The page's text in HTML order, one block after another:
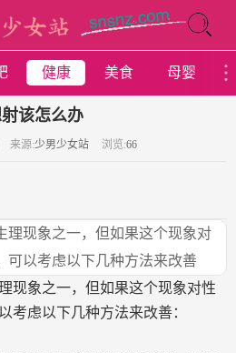
健康 美食 母婴
该怎么办
来源:少男少女站 浏览:66
理现象之一，但如果这个现象对
可以考虑以下几种方法来改善
现象之一，但如果这个现象对性
考虑以下几种方法来改善：